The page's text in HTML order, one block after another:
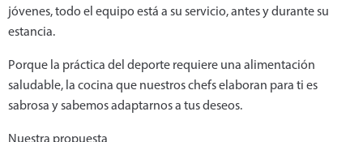
jóvenes, todo el equipo está a su servicio, antes y durante su
estancia.
Porque la práctica del deporte requiere una alimentación
saludable, la cocina que nuestros chefs elaboran para ti es
sabrosa y sabemos adaptarnos a tus deseos.
Nuestra propuesta